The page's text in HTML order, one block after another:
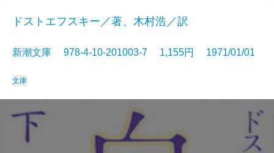
ドストエフスキー／著、木村浩／訳
新潮文庫 978-4-10-201003-7 1,155円 1971/01/01
文庫